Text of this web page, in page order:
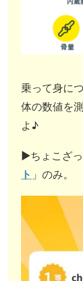
乗って身に
体の数値を
よ♪
▶︎ちょこざ
ト 」のみ。